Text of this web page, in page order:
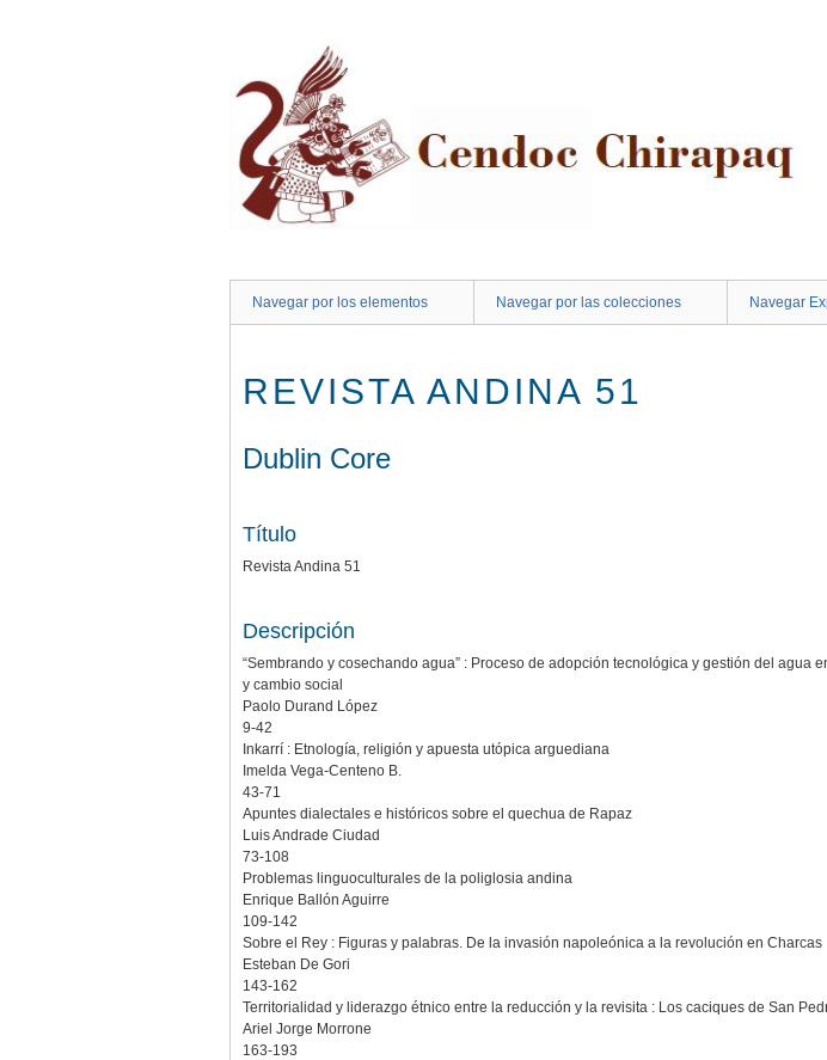
Navegar por los elementos Navegar por las colecciones Navegar
REVISTA ANDINA 51
Dublin Core
Título
Revista Andina 51
Descripción
“Sembrando y cosechando agua” : Proceso de adopción tecnológica y gestión del
y cambio social
Paolo Durand López
9-42
Inkarrí : Etnología, religión y apuesta utópica arguediana
Imelda Vega-Centeno B.
43-71
Apuntes dialectales e históricos sobre el quechua de Rapaz
Luis Andrade Ciudad
73-108
Problemas linguoculturales de la poliglosia andina
Enrique Ballón Aguirre
109-142
Sobre el Rey : Figuras y palabras. De la invasión napoleónica a la revolución en Charcas
Esteban De Gori
143-162
Territorialidad y liderazgo étnico entre la reducción y la revisita : Los caciques de San
Ariel Jorge Morrone
163-193